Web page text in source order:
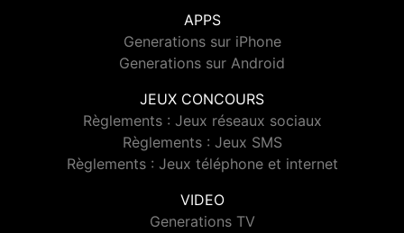
APPS
Generations sur iPhone
Generations sur Android
JEUX CONCOURS
Règlements : Jeux réseaux sociaux
Règlements : Jeux SMS
Règlements : Jeux téléphone et internet
VIDEO
Generations TV